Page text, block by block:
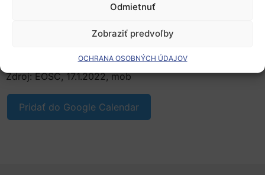
Odmietnuť
Zobraziť predvoľby
OCHRANA OSOBNÝCH ÚDAJOV
Registrácia na podujatie
Zdroj: EOSC, 17.1.2022, mob
Pridať do Google Calendar